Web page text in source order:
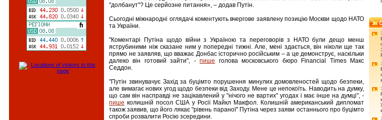
"долбанут"? Це серйозне питання», – додав Путін.
Сьогодні міжнародні оглядачі коментують вчергове заявлену позицію Москви щодо НАТО
та України.
"Коментарі Путіна щодо війни з Україною та переговорів з НАТО були дещо менш
яструбиними ніж сказане ним у попередні тижні. Але, мені здається, він ніколи ще так
прямо не заявляв, що вважає Донбас історично російським – а це демонструє, наскільки
далеко він готовий зайти", -пише голова московського бюро Financial Times Макс
Седдон.
"Путін звинувачує Захід за буцімто порушення минулих домовленостей щодо безпеки,
але вимагає нових угод щодо безпеки від Заходу. Мене це непокоїть. Наводить на думку,
що сам він насправді не зацікавлений у "нічого не вартих" угодах і має інше на думці", -
пише колишній посол США у Росії Майкл Макфол. Колишній американський дипломат
також заявив, що його лякає "рівень параної" Путіна через заяви останнього про буцімто
спроби розвалити Росію зсередини.